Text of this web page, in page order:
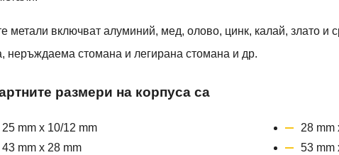
метали включват алуминий, мед, олово, цинк, калай, злато и
неръждаема стомана и легирана стомана и др.
размери на корпуса са
25 mm x 10/12 mm
28 mm
43 mm x 28 mm
53 mm